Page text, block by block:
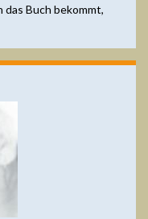
das Buch bekommt,